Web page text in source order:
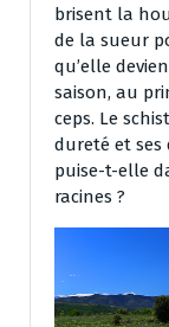
brisent la
de la sueur
qu’elle
saison, au
ceps. Le
dureté et ses
puise-t-elle
racines ?